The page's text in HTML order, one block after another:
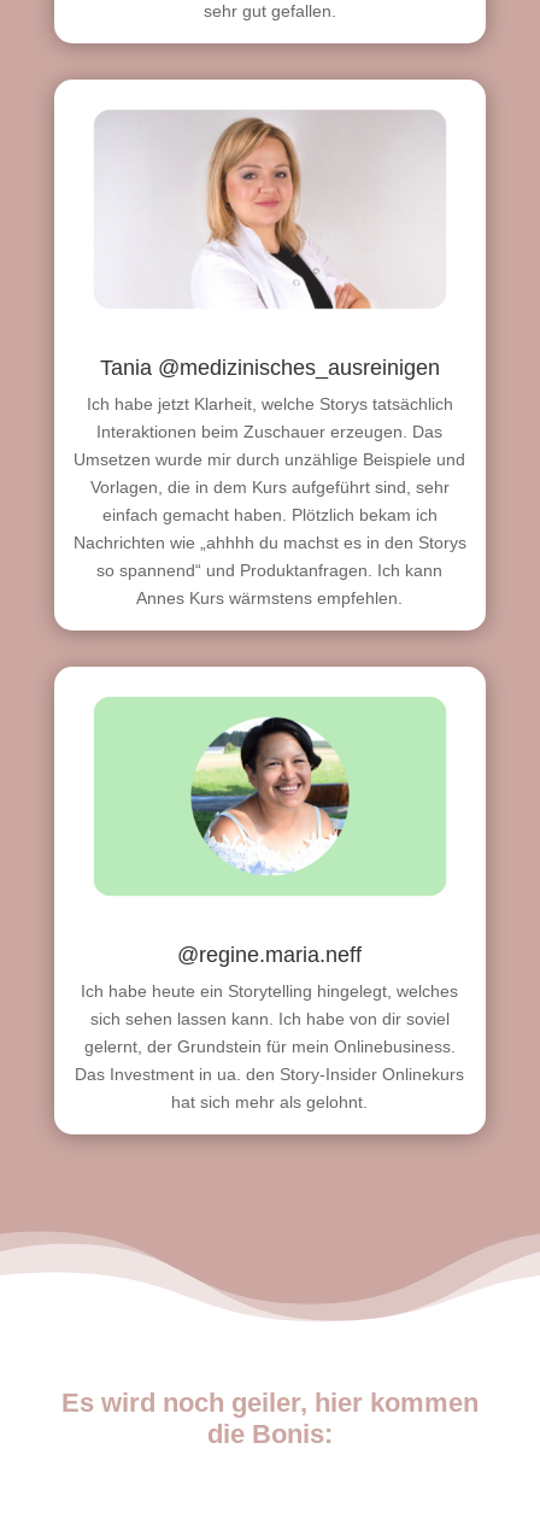
sehr gut gefallen.
Tania @medizinisches_ausreinigen
Ich habe jetzt Klarheit, welche Storys tatsächlich
Interaktionen beim Zuschauer erzeugen. Das
Umsetzen wurde mir durch unzählige Beispiele und
Vorlagen, die in dem Kurs aufgeführt sind, sehr
einfach gemacht haben. Plötzlich bekam ich
Nachrichten wie „ahhhh du machst es in den Storys
so spannend“ und Produktanfragen. Ich kann
Annes Kurs wärmstens empfehlen.
@regine.maria.neff
Ich habe heute ein Storytelling hingelegt, welches
sich sehen lassen kann. Ich habe von dir soviel
gelernt, der Grundstein für mein Onlinebusiness.
Das Investment in ua. den Story-Insider Onlinekurs
hat sich mehr als gelohnt.
Es wird noch geiler, hier kommen
die Bonis: